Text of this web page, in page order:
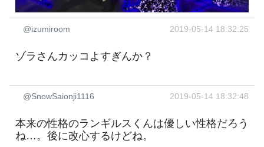
@izumiroom 2019-05-14 18:32:25
ゾラさんカッコよすぎんか？
@SnowSaionji1116 2019-05-14 18:32:48
本来の性格のランギルスくんは優しい性格だろう
ね…。後に改心するけどね。